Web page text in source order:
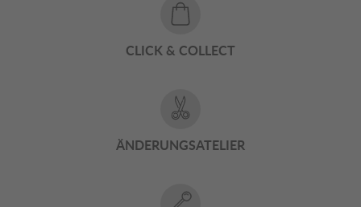
CLICK & COLLECT
ÄNDERUNGSATELIER